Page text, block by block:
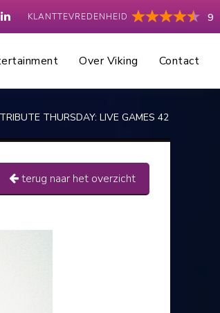
KLANTTEVREDENHEID 9
Over Viking Contact
TRIBUTE THURSDAY: LIVE GAMES 42
terug naar het overzicht